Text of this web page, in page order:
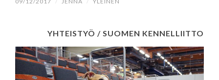
YHTEISTYÖ / SUOMEN KENNELLIITTO